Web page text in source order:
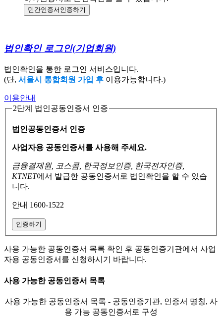
민간인증서 인증하기
법인확인 로그인(기업회원)
법인확인을 통한 로그인 서비스입니다.
(단, 서울시 통합회원 가입 후 이용가능합니다.)
이용안내
2단계 법인공동인증서 인증
법인공동인증서 인증
사업자용 공동인증서를 사용해 주세요.
금융결제원, 코스콤, 한국정보인증, 한국전자인증,
KTNET에서 발급한 공동인증서로 법인확인을 할 수 있습
니다.
안내 1600-1522
인증하기
사용 가능한 공동인증서 목록 확인 후 공동인증기관에서 사업
자용 공동인증서를 신청하시기 바랍니다.
사용 가능한 공동인증서 목록
사용 가능한 공동인증서 목록 - 공동인증기관, 인증서 명칭, 사
용 가능 공동인증서로 구성